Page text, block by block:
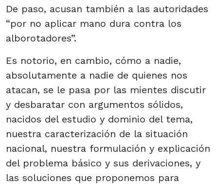
De paso, acusan también a las autoridades
“por no aplicar mano dura contra los
alborotadores”.
Es notorio, en cambio, cómo a nadie,
absolutamente a nadie de quienes nos
atacan, se le pasa por las mientes discutir
y desbaratar con argumentos sólidos,
nacidos del estudio y dominio del tema,
nuestra caracterización de la situación
nacional, nuestra formulación y explicación
del problema básico y sus derivaciones, y
las soluciones que proponemos para